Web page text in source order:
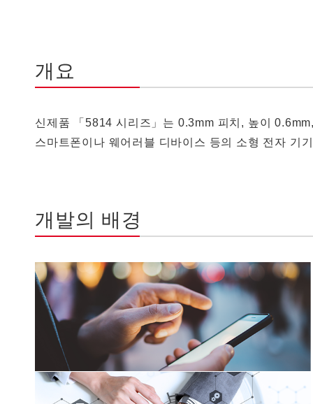
개요
신제품 「5814 시리즈」는 0.3mm 피치, 높이
스마트폰이나 웨어러블 디바이스 등의 소형 전자 기
개발의 배경